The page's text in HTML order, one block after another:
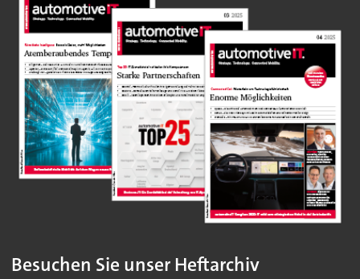
Besuchen Sie unser Heftarchiv